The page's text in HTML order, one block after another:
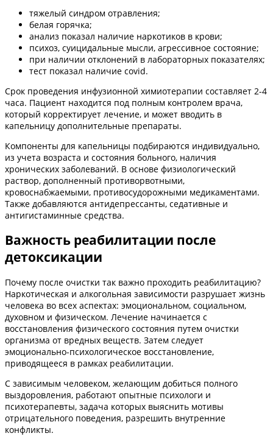
тяжелый синдром отравления;
белая горячка;
анализ показал наличие наркотиков в крови;
психоз, суицидальные мысли, агрессивное состояние;
при наличии отклонений в лабораторных показателях;
тест показал наличие covid.
Срок проведения инфузионной химиотерапии составляет 2-4
часа. Пациент находится под полным контролем врача,
который корректирует лечение, и может вводить в
капельницу дополнительные препараты.
Компоненты для капельницы подбираются индивидуально,
из учета возраста и состояния больного, наличия
хронических заболеваний. В основе физиологический
раствор, дополненный противорвотными,
кровоснабжаемыми, противосудорожными медикаментами.
Также добавляются антидепрессанты, седативные и
антигистаминные средства.
Важность реабилитации после
детоксикации
Почему после очистки так важно проходить реабилитацию?
Наркотическая и алкогольная зависимости разрушает жизнь
человека во всех аспектах: эмоциональном, социальном,
духовном и физическом. Лечение начинается с
восстановления физического состояния путем очистки
организма от вредных веществ. Затем следует
эмоционально-психологическое восстановление,
приводящееся в рамках реабилитации.
С зависимым человеком, желающим добиться полного
выздоровления, работают опытные психологи и
психотерапевты, задача которых выяснить мотивы
отрицательного поведения, разрешить внутренние
конфликты.